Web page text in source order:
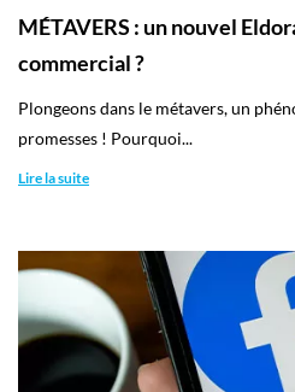
MÉTAVERS : un nouvel
commercial ?
Plongeons dans le métavers, un
promesses ! Pourquoi...
Lire la suite